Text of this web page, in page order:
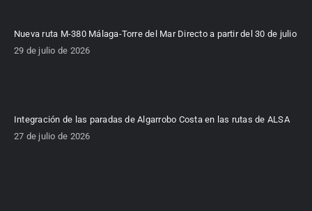
Nueva ruta M-380 Málaga-Torre del Mar Directo a partir del 30 de julio
29 de julio de 2026
Integración de las paradas de Algarrobo Costa en las rutas de ALSA
27 de julio de 2026